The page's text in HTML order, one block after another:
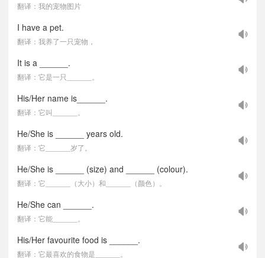
翻译：我的宠物图片
I have a pet.
翻译：我养了一只宠物，
It is a ______.
翻译：它是一只______。
His/Her name is______.
翻译：它叫______。
He/She is ______ years old.
翻译：它______岁了。
He/She is ______ (size) and ______ (colour).
翻译：它______（大小）和______（颜色）。
He/She can ______.
翻译：它能______。
His/Her favourite food is ______.
翻译：它最喜欢的食物是______。